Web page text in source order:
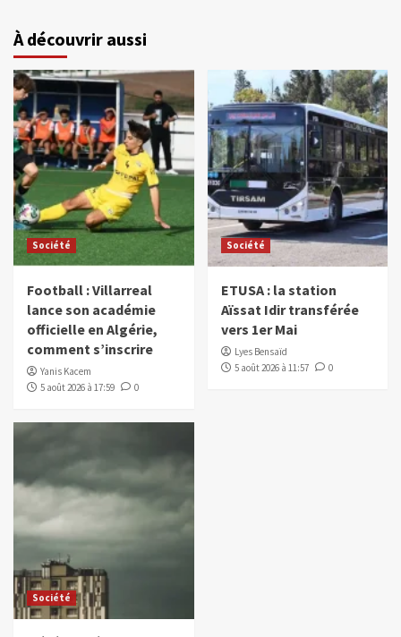
À découvrir aussi
Société
Football : Villarreal
lance son académie
officielle en Algérie,
comment s’inscrire
Yanis Kacem
5 août 2026 à 17:59
0
Société
ETUSA : la station
Aïssat Idir transférée
vers 1er Mai
Lyes Bensaïd
5 août 2026 à 11:57
0
Société